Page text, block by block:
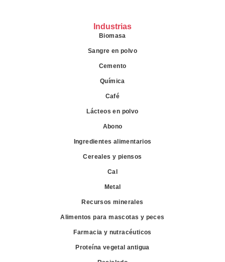
Industrias
Biomasa
Sangre en polvo
Cemento
Química
Café
Lácteos en polvo
Abono
Ingredientes alimentarios
Cereales y piensos
Cal
Metal
Recursos minerales
Alimentos para mascotas y peces
Farmacia y nutracéuticos
Proteína vegetal antigua